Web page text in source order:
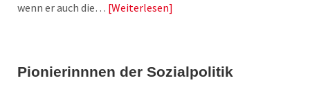
wenn er auch die… Weiterlesen
Pionierinnnen der Sozialpolitik